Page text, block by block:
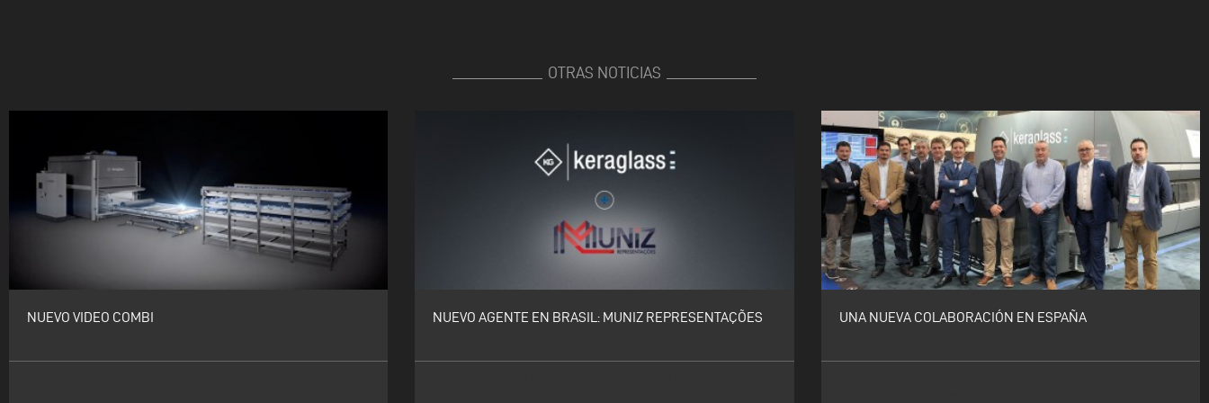
OTRAS NOTICIAS
NUEVO VIDEO COMBI NUEVO AGENTE EN BRASIL: MUNIZ REPRESENTAÇÕES UNA NUEVA COLABORACIÓN EN ESPAÑA